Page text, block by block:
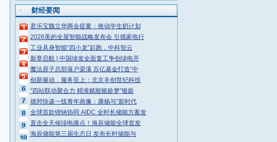
财经要闻
君乐宝魏立华两会提案：推动学生奶计划
2026美的全屋智能战略发布会 引领家电行
工业具身智能“四小龙”起跑，中科智云
新章启航 | 中国绿发全面复工争创绿电开
魔法原子总部落户梁溪 百亿基金打造“中
创新驱动，服务至上：北京丰创世纪科技
“四站联动聚合力 精准赋能银龄梦”银龄
德邦快递一线青年画像：康杨与“新时代
全球首款锂钠协同 AIDC 全时长储能方案发
直击全天候绿电痛点！海辰储能全球首发
海辰储能第三届生态日 发布长时储能与